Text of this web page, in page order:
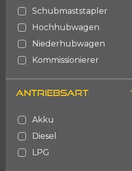
schubmaststapler
hochhubwagen
niederhubwagen
kommissionierer
arbeitsbühnen
schlepper
ANTRIEBSART
akku
diesel
LPG